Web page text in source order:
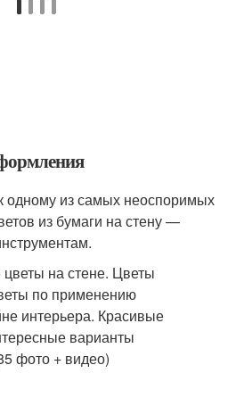
одному из самых неоспоримых
из бумаги на стену —